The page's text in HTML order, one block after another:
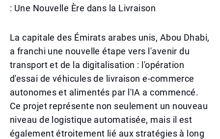
: Une Nouvelle Ère dans la Livraison
La capitale des Émirats arabes unis, Abou Dhabi,
a franchi une nouvelle étape vers l'avenir du
transport et de la digitalisation : l'opération
d'essai de véhicules de livraison e-commerce
autonomes et alimentés par l'IA a commencé.
Ce projet représente non seulement un nouveau
niveau de logistique automatisée, mais il est
également étroitement lié aux stratégies à long